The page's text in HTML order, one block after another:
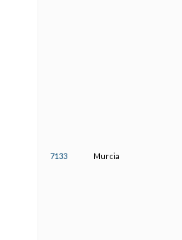
7133 Murcia